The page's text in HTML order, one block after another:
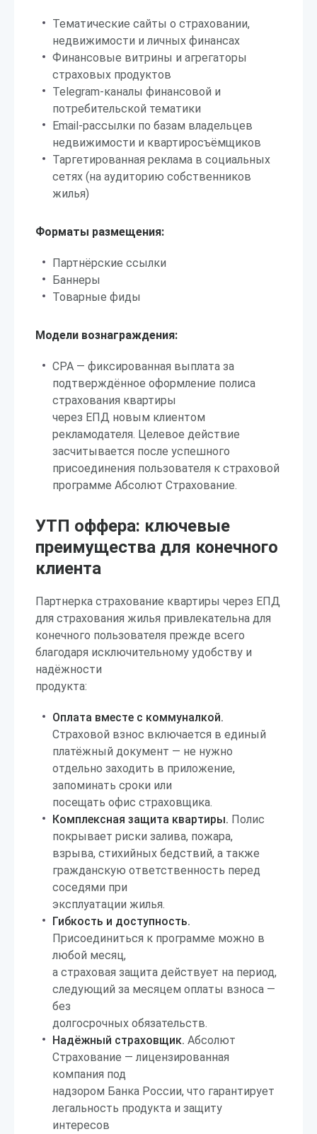
Тематические сайты о страховании,
недвижимости и личных финансах
Финансовые витрины и агрегаторы
страховых продуктов
Telegram-каналы финансовой и
потребительской тематики
Email-рассылки по базам владельцев
недвижимости и квартиросъёмщиков
Таргетированная реклама в социальных
сетях (на аудиторию собственников
жилья)
Форматы размещения:
Партнёрские ссылки
Баннеры
Товарные фиды
Модели вознаграждения:
CPA — фиксированная выплата за
подтверждённое оформление полиса
страхования квартиры
через ЕПД новым клиентом
рекламодателя. Целевое действие
засчитывается после успешного
присоединения пользователя к страховой
программе Абсолют Страхование.
УТП оффера: ключевые
преимущества для конечного
клиента
Партнерка страхование квартиры через ЕПД
для страхования жилья привлекательна для
конечного пользователя прежде всего
благодаря исключительному удобству и
надёжности
продукта:
Оплата вместе с коммуналкой.
Страховой взнос включается в единый
платёжный документ — не нужно
отдельно заходить в приложение,
запоминать сроки или
посещать офис страховщика.
Комплексная защита квартиры. Полис
покрывает риски залива, пожара,
взрыва, стихийных бедствий, а также
гражданскую ответственность перед
соседями при
эксплуатации жилья.
Гибкость и доступность.
Присоединиться к программе можно в
любой месяц,
а страховая защита действует на период,
следующий за месяцем оплаты взноса —
без
долгосрочных обязательств.
Надёжный страховщик. Абсолют
Страхование — лицензированная
компания под
надзором Банка России, что гарантирует
легальность продукта и защиту
интересов